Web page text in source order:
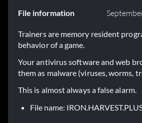
File information
Trainers are memory resident
behavior of a game.
Your antivirus software and web
them as malware (viruses, worms,
This is almost always a false alarm.
File name: